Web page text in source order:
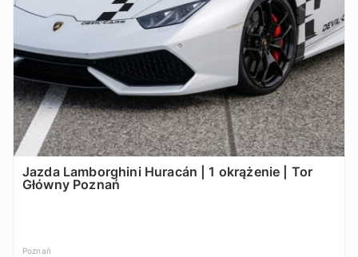
Jazda Lamborghini Huracán | 1 okrążenie | Tor
Główny Poznań
Poznań